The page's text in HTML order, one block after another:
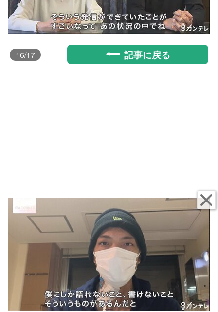
16/17 記事に戻る